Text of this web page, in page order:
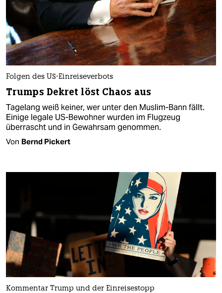
Folgen des US-Einreiseverbots
Trumps Dekret löst Chaos aus
Tagelang weiß keiner, wer unter den Muslim-Bann fällt.
Einige legale US-Bewohner wurden im Flugzeug
überrascht und in Gewahrsam genommen.
Von Bernd Pickert
Kommentar Trump und der Einreisestopp